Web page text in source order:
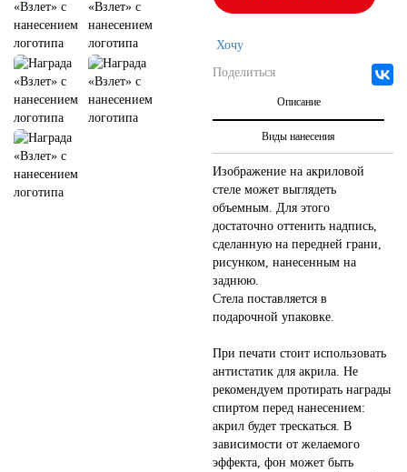
Хочу
Поделиться
Описание
Виды нанесения
Изображение на акриловой
стеле может выглядеть
объемным. Для этого
достаточно оттенить надпись,
сделанную на передней грани,
рисунком, нанесенным на
заднюю.
Стела поставляется в
подарочной упаковке.
При печати стоит использовать
антистатик для акрила. Не
рекомендуем протирать награды
спиртом перед нанесением:
акрил будет трескаться. В
зависимости от желаемого
эффекта, фон может быть